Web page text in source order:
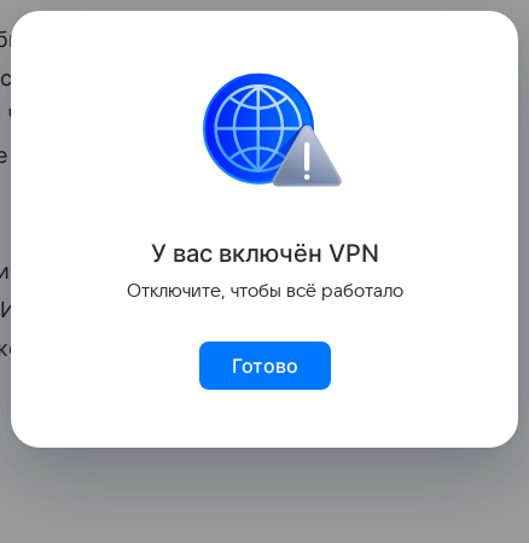
контролирующих лиц
управляющий Кирилл Ноготков.
Чубайс, названный истцом
директора Николай
не доказал, что ООО «Лира»
следственная связь между
должника
У вас включён VPN
Отключите, чтобы всё работало
Готово